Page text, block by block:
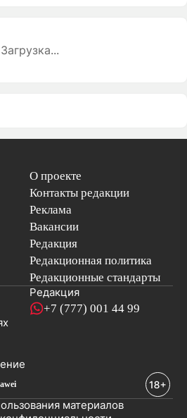
Загрузка...
О проекте
Контакты редакции
Реклама
Вакансии
Редакция
Редакционная политика
Редакционные стандарты
Редакция
+7 (777) 001 44 99
новостей
материалов